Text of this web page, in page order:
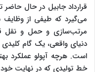
قرارداد جابیل در حال حاضر
می‌گیرد که طیفی از وظایف
مرتب‌سازی و حمل و نقل
دنیای واقعی، یک گام
است. هرچه آپولو عملکرد
خط تولیدی که در نهایت